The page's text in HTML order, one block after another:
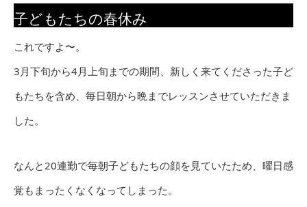
子どもたちの春休み
これですよ〜。
3月下旬から4月上旬までの期間、新しく来てくださった子ど
もたちを含め、毎日朝から晩までレッスンさせていただきま
した。
なんと20連勤で毎朝子どもたちの顔を見ていたため、曜日感
覚もまったくなくなってしまった。